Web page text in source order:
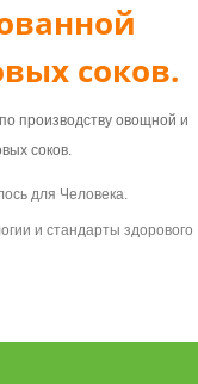
соков.
производству овощной и
соков.
для Человека.
и стандарты здорового